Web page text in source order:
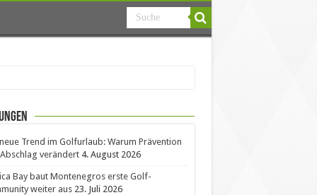
Trend im Golfurlaub: Warum Prävention
verändert 4. August 2026
Bay baut Montenegros erste Golf-
weiter aus 23. Juli 2026